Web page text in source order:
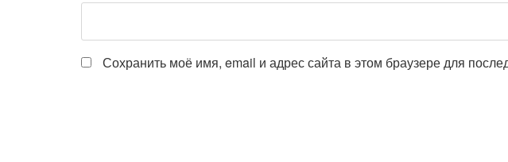
Сохранить моё имя, email и адрес сайта в этом браузере для